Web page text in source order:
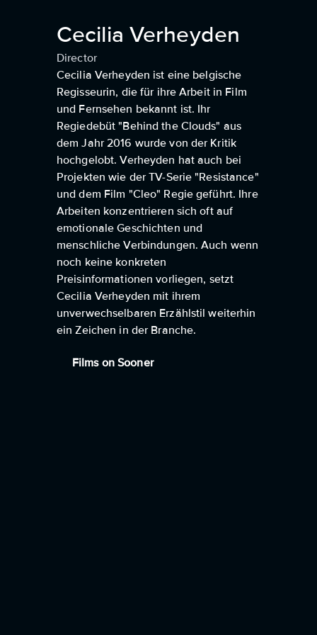
Cecilia Verheyden
Director
Cecilia Verheyden ist eine belgische
Regisseurin, die für ihre Arbeit in Film
und Fernsehen bekannt ist. Ihr
Regiedebüt "Behind the Clouds" aus
dem Jahr 2016 wurde von der Kritik
hochgelobt. Verheyden hat auch bei
Projekten wie der TV-Serie "Resistance"
und dem Film "Cleo" Regie geführt. Ihre
Arbeiten konzentrieren sich oft auf
emotionale Geschichten und
menschliche Verbindungen. Auch wenn
noch keine konkreten
Preisinformationen vorliegen, setzt
Cecilia Verheyden mit ihrem
unverwechselbaren Erzählstil weiterhin
ein Zeichen in der Branche.
Films on Sooner